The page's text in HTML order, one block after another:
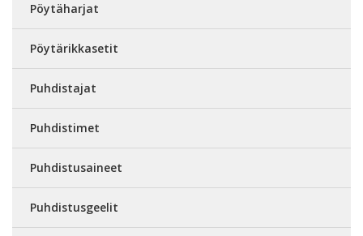
Pöytäharjat
Pöytärikkasetit
Puhdistajat
Puhdistimet
Puhdistusaineet
Puhdistusgeelit